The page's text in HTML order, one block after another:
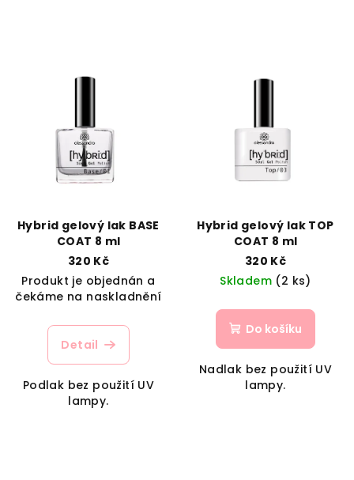
Hybrid gelový lak BASE
COAT 8 ml
320 Kč
Produkt je objednán a
čekáme na naskladnění
Detail
Podlak bez použití UV
lampy.
Hybrid gelový lak TOP
COAT 8 ml
320 Kč
Skladem (2 ks)
Do košíku
Nadlak bez použití UV
lampy.